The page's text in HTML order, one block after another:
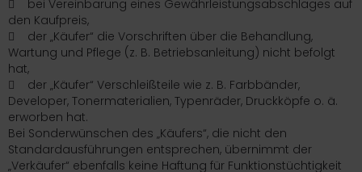
 bei Vereinbarung eines Gewährleistungsabschlages auf
den Kaufpreis,
 der „Käufer“ die Vorschriften über die Behandlung,
Wartung und Pflege (z. B. Betriebsanleitung) nicht befolgt
hat,
 der „Käufer“ Verschleißteile wie z. B. Farbbänder,
Developer, Tonermaterialien, Typenräder, Druckköpfe o. ä.
erworben hat.
Bei Sonderwünschen des „Käufers“, die nicht den
Standardausführungen entsprechen, übernimmt der
„Verkäufer“ ebenfalls keine Haftung für Funktionstüchtigkeit